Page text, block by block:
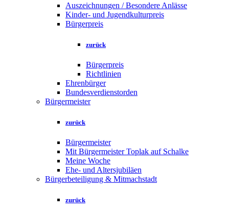
Auszeichnungen / Besondere Anlässe
Kinder- und Jugendkulturpreis
Bürgerpreis
zurück
Bürgerpreis
Richtlinien
Ehrenbürger
Bundesverdienstorden
Bürgermeister
zurück
Bürgermeister
Mit Bürgermeister Toplak auf Schalke
Meine Woche
Ehe- und Altersjubiläen
Bürgerbeteiligung & Mitmachstadt
zurück